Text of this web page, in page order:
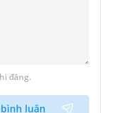
đăng.
luận